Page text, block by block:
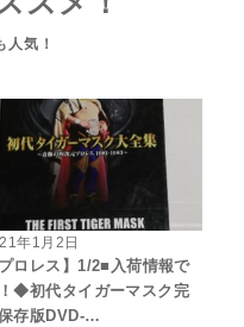
年1月2日
プロレス】1/2■入荷情報で
◆初代タイガーマスク完
存版DVD-…